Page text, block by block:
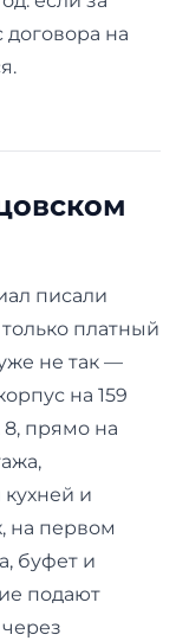
договора на
писали
платный
не так —
на 159
8, прямо на
и
на первом
буфет и
подают